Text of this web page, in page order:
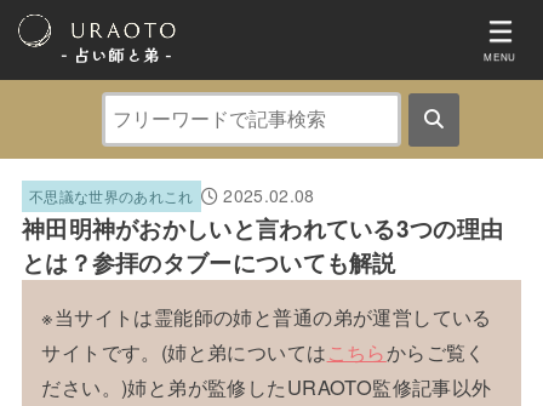
- 占い師と弟 ‐ MENU
不思議な世界のあれこれ 2025.02.08
神田明神がおかしいと言われている3つの理由
とは？参拝のタブーについても解説
※当サイトは霊能師の姉と普通の弟が運営している
サイトです。(姉と弟についてはこちらからご覧く
ださい。)姉と弟が監修したURAOTO監修記事以外